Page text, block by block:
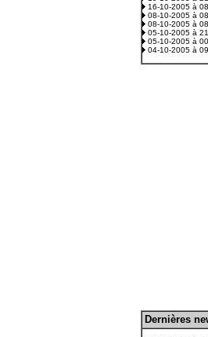
16-10-2005 à
08-10-2005 à
08-10-2005 à
05-10-2005 à
05-10-2005 à
04-10-2005 à
Dernières